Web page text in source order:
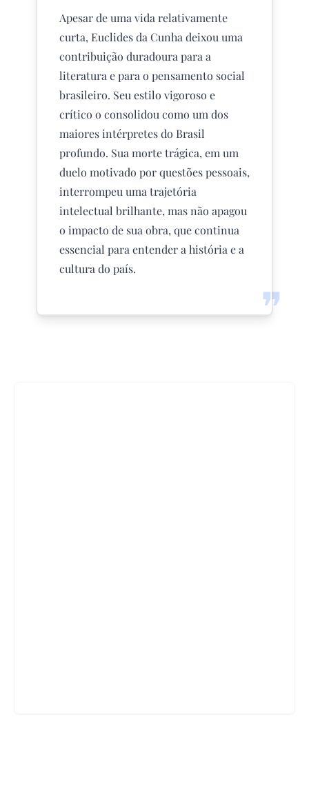
❞
Apesar de uma vida relativamente
curta, Euclides da Cunha deixou uma
contribuição duradoura para a
literatura e para o pensamento social
brasileiro. Seu estilo vigoroso e
crítico o consolidou como um dos
maiores intérpretes do Brasil
profundo. Sua morte trágica, em um
duelo motivado por questões pessoais,
interrompeu uma trajetória
intelectual brilhante, mas não apagou
o impacto de sua obra, que continua
essencial para entender a história e a
cultura do país.